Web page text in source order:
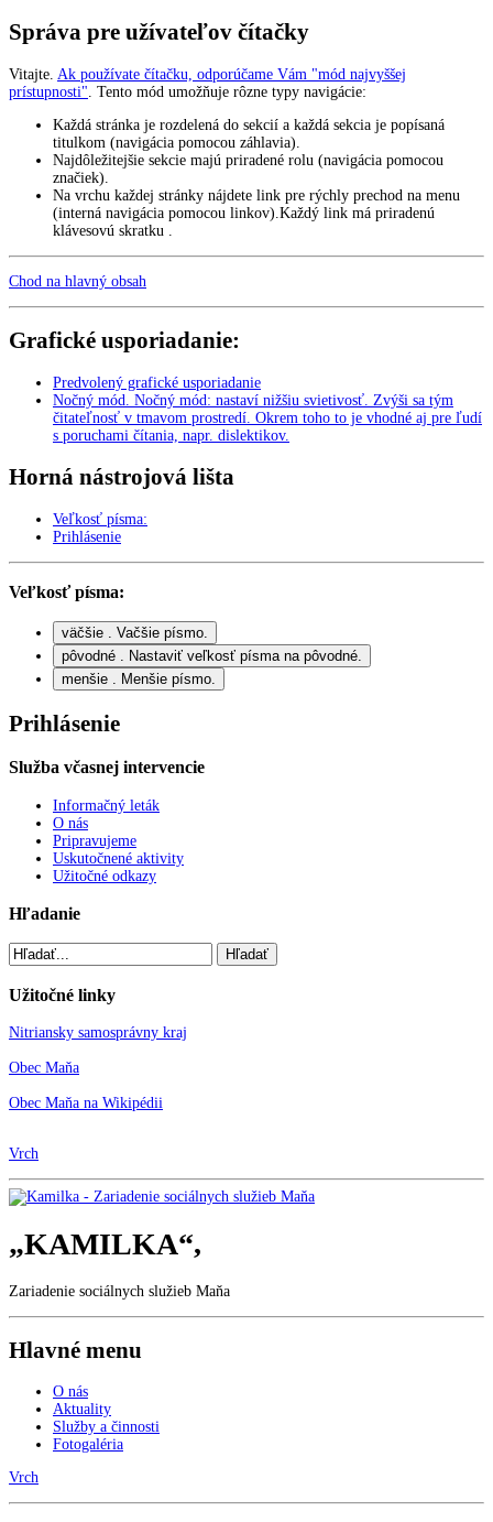
Správa pre užívateľov čítačky
Vitajte. Ak používate čítačku, odporúčame Vám "mód najvyššej
prístupnosti" . Tento mód umožňuje rôzne typy navigácie:
Každá stránka je rozdelená do sekcií a každá sekcia je popísaná
titulkom (navigácia pomocou záhlavia).
Najdôležitejšie sekcie majú priradené rolu (navigácia pomocou
značiek).
Na vrchu každej stránky nájdete link pre rýchly prechod na menu
(interná navigácia pomocou linkov).Každý link má priradenú
klávesovú skratku .
Chod na hlavný obsah
Grafické usporiadanie:
Predvolený grafické usporiadanie
Nočný mód Nočný mód: nastaví nižšiu svietivosť. Zvýši sa tým
čitateľnosť v tmavom prostredí. Okrem toho to je vhodné aj pre ľudí
s poruchami čítania, napr. dislektikov.
Horná nástrojová lišta
Veľkosť písma:
Prihlásenie
Veľkosť písma:
väčšie . Vačšie písmo.
pôvodné . Nastaviť veľkosť písma na pôvodné.
menšie . Menšie písmo.
Prihlásenie
Služba včasnej intervencie
Informačný leták
O nás
Pripravujeme
Uskutočnené aktivity
Užitočné odkazy
Hľadanie
Hľadať
Užitočné linky
Nitriansky samosprávny kraj
Obec Maňa
Obec Maňa na Wikipédii
Vrch
„KAMILKA“,
Zariadenie sociálnych služieb Maňa
Hlavné menu
O nás
Aktuality
Služby a činnosti
Fotogaléria
Vrch